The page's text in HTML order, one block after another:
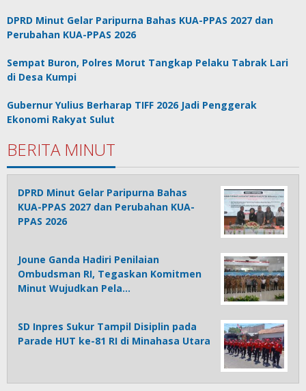
DPRD Minut Gelar Paripurna Bahas KUA-PPAS 2027 dan
Perubahan KUA-PPAS 2026
Sempat Buron, Polres Morut Tangkap Pelaku Tabrak Lari
di Desa Kumpi
Gubernur Yulius Berharap TIFF 2026 Jadi Penggerak
Ekonomi Rakyat Sulut
BERITA MINUT
DPRD Minut Gelar Paripurna Bahas
KUA-PPAS 2027 dan Perubahan KUA-
PPAS 2026
Joune Ganda Hadiri Penilaian
Ombudsman RI, Tegaskan Komitmen
Minut Wujudkan Pela…
SD Inpres Sukur Tampil Disiplin pada
Parade HUT ke-81 RI di Minahasa Utara